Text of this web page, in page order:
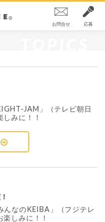
お問合せ 応募
JAM」（テレビ朝日
みに！！
なのKEIBA」（フジテレ
しみに！！